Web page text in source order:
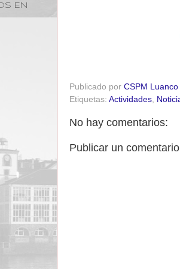
Publicado por CSPM Luanco
Etiquetas: Actividades,
No hay comentarios:
Publicar un comentario
EN